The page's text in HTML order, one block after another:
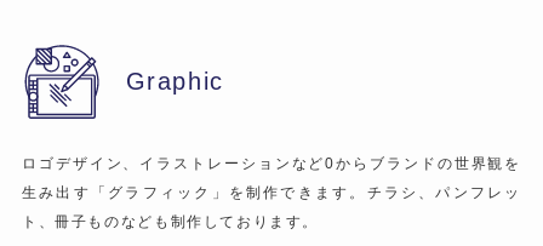
Graphic
ロゴデザイン、イラストレーションなど0からブランドの世界観を
生み出す「グラフィック」を制作できます。チラシ、パンフレッ
ト、冊子ものなども制作しております。